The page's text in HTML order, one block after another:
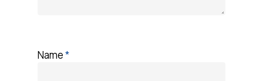
Name*